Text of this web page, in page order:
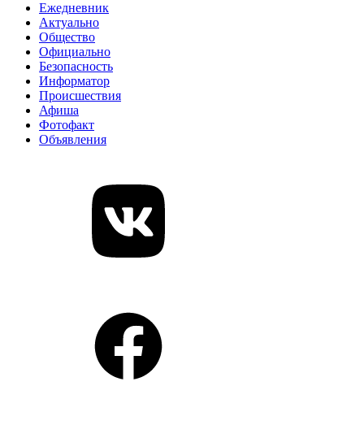
Ежедневник
Актуально
Общество
Официально
Безопасность
Информатор
Происшествия
Афиша
Фотофакт
Объявления